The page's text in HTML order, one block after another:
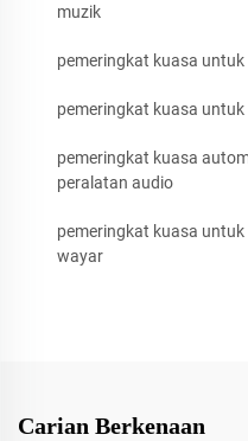
muzik
pemeringkat kuasa
pemeringkat kuasa
pemeringkat kuasa
peralatan audio
pemeringkat kuasa
wayar
Carian Berkenaan